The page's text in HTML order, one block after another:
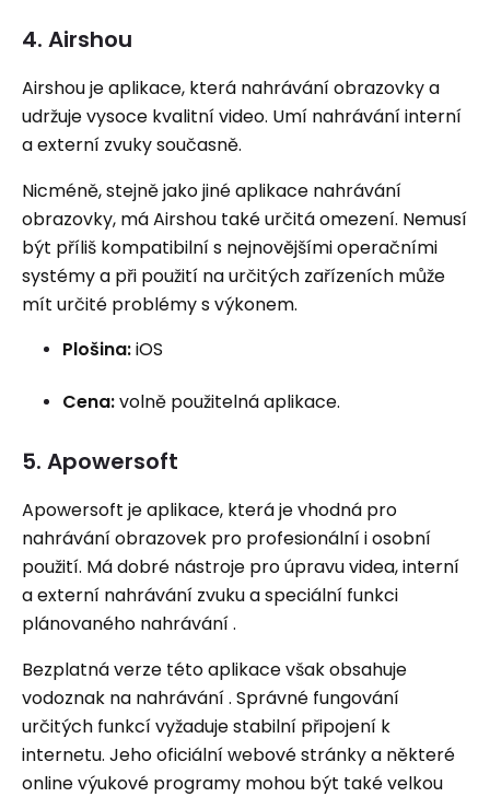
4. Airshou
Airshou je aplikace, která nahrávání obrazovky a
udržuje vysoce kvalitní video. Umí nahrávání interní
a externí zvuky současně.
Nicméně, stejně jako jiné aplikace nahrávání
obrazovky, má Airshou také určitá omezení. Nemusí
být příliš kompatibilní s nejnovějšími operačními
systémy a při použití na určitých zařízeních může
mít určité problémy s výkonem.
Plošina:iOS
Cena:volně použitelná aplikace.
5. Apowersoft
Apowersoft je aplikace, která je vhodná pro
nahrávání obrazovek pro profesionální i osobní
použití. Má dobré nástroje pro úpravu videa, interní
a externí nahrávání zvuku a speciální funkci
plánovaného nahrávání .
Bezplatná verze této aplikace však obsahuje
vodoznak na nahrávání . Správné fungování
určitých funkcí vyžaduje stabilní připojení k
internetu. Jeho oficiální webové stránky a některé
online výukové programy mohou být také velkou